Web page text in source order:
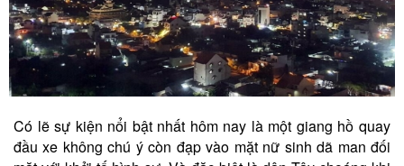
Có lẽ sự kiện nổi bật nhất hôm nay là một giang hồ quay
đầu xe không chú ý còn đạp vào mặt nữ sinh dã man đối